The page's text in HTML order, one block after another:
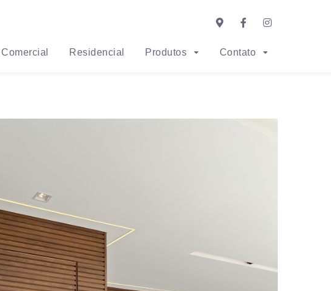
Comercial Residencial Produtos Contato